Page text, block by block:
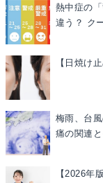
熱中症の
違う？ ク
【日焼け
梅雨、台
痛の関連
【2026年